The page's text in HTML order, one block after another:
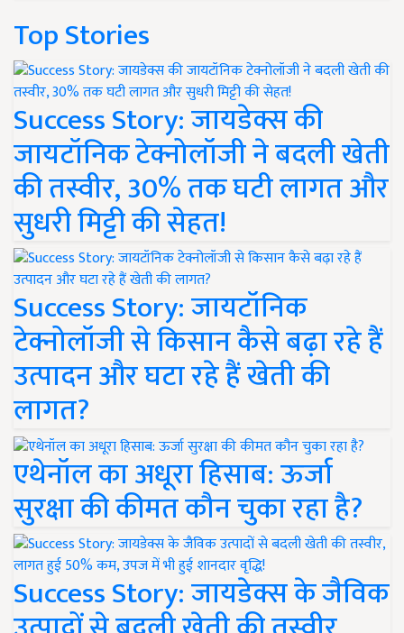
Top Stories
Success Story: जायडेक्स की
जायटॉनिक टेक्नोलॉजी ने बदली खेती
की तस्वीर, 30% तक घटी लागत और
सुधरी मिट्टी की सेहत!
Success Story: जायटॉनिक
टेक्नोलॉजी से किसान कैसे बढ़ा रहे हैं
उत्पादन और घटा रहे हैं खेती की
लागत?
एथेनॉल का अधूरा हिसाब: ऊर्जा
सुरक्षा की कीमत कौन चुका रहा है?
Success Story: जायडेक्स के जैविक